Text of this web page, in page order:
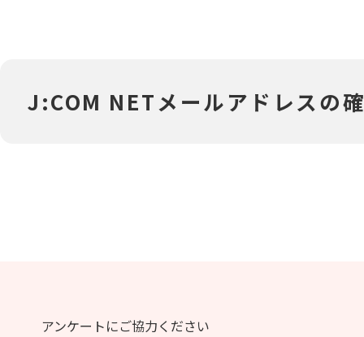
‎J:COM NETメールアドレスの
アンケートにご協力ください